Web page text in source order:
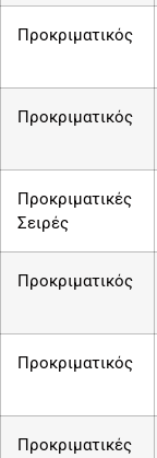
Προκριματικός
Προκριματικός
Προκριματικές
Σειρές
Προκριματικός
Προκριματικός
Προκριματικές